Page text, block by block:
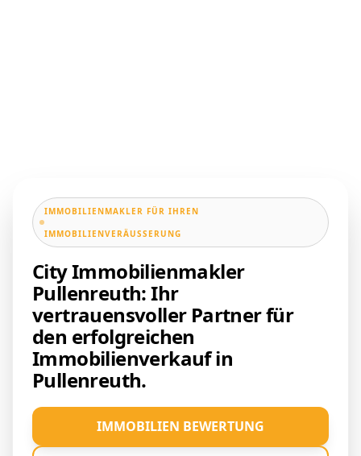
IMMOBILIENMAKLER FÜR IHREN
IMMOBILIENVERÄUSSERUNG
City Immobilienmakler
Pullenreuth: Ihr
vertrauensvoller Partner für
den erfolgreichen
Immobilienverkauf in
Pullenreuth.
IMMOBILIEN BEWERTUNG